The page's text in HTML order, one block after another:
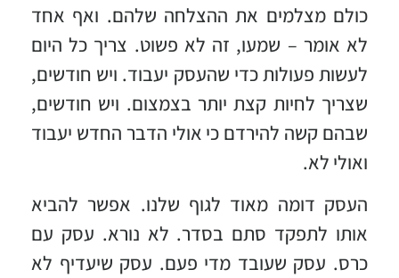
כולם מצלמים את ההצלחה שלהם. ואף אחד
לא אומר – שמעו, זה לא פשוט. צריך כל היום
לעשות פעולות כדי שהעסק יעבוד. ויש חודשים,
שצריך לחיות קצת יותר בצמצום. ויש חודשים,
שבהם קשה להירדם כי אולי הדבר החדש יעבוד
ואולי לא.
העסק דומה מאוד לגוף שלנו. אפשר להביא
אותו לתפקד סתם בסדר. לא נורא. עסק עם
כרס. עסק שעובד מדי פעם. עסק שיעדיף לא